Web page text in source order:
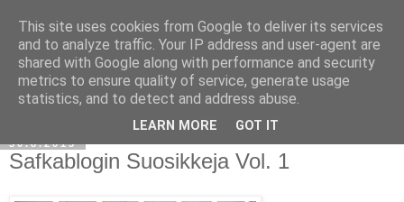
30.8.2013
Safkablogin Suosikkeja Vol. 1
This site uses cookies from Google to deliver its services
and to analyze traffic. Your IP address and user-agent are
shared with Google along with performance and security
metrics to ensure quality of service, generate usage
statistics, and to detect and address abuse.
LEARN MORE GOT IT